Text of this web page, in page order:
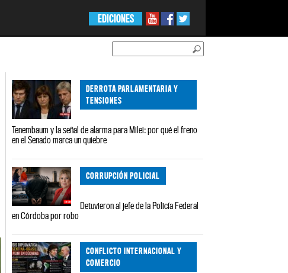
EDICIONES
DERROTA PARLAMENTARIA Y
TENSIONES
Tenembaum y la señal de alarma para Milei: por qué el freno
en el Senado marca un quiebre
CORRUPCIÓN POLICIAL
Detuvieron al jefe de la Policía Federal
en Córdoba por robo
CONFLICTO INTERNACIONAL Y
COMERCIO